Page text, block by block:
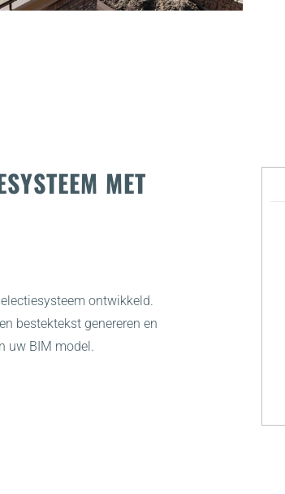
MET
ontwikkeld.
bestektekst genereren en
uw BIM model.